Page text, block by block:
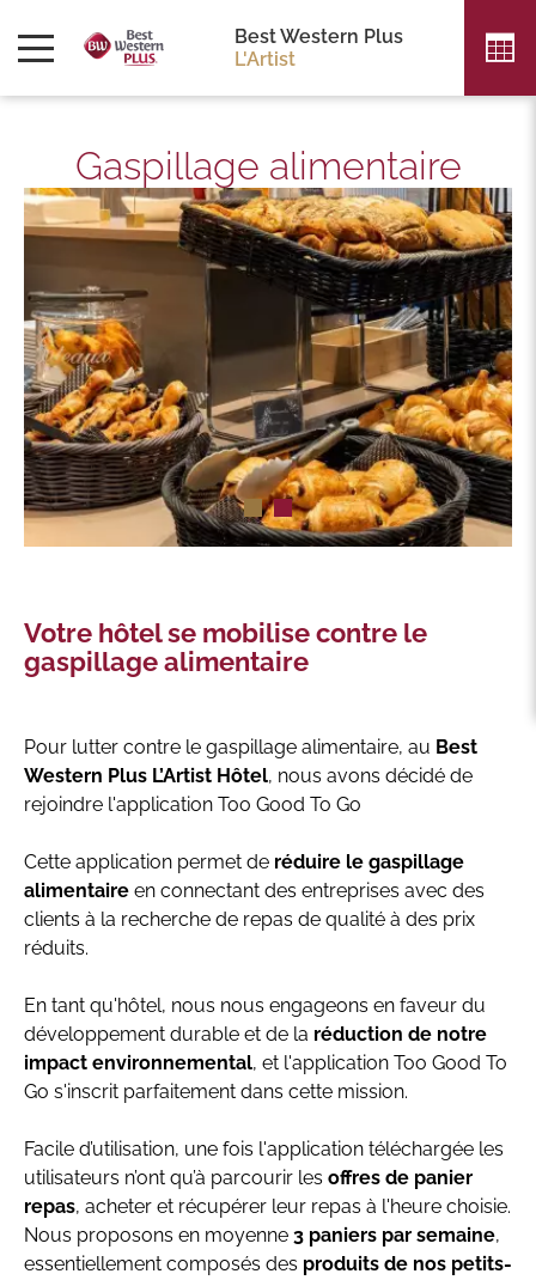
Best Western Plus
L'Artist
Gaspillage alimentaire
Votre hôtel se mobilise contre le
gaspillage alimentaire
Pour lutter contre le gaspillage alimentaire, au Best
Western Plus L’Artist Hôtel, nous avons décidé de
rejoindre l'application Too Good To Go
Cette application permet de réduire le gaspillage
alimentaire en connectant des entreprises avec des
clients à la recherche de repas de qualité à des prix
réduits.
En tant qu'hôtel, nous nous engageons en faveur du
développement durable et de la réduction de notre
impact environnemental, et l'application Too Good To
Go s'inscrit parfaitement dans cette mission.
Facile d’utilisation, une fois l'application téléchargée les
utilisateurs n’ont qu’à parcourir les offres de panier
repas, acheter et récupérer leur repas à l'heure choisie.
Nous proposons en moyenne 3 paniers par semaine,
essentiellement composés des produits de nos petits-